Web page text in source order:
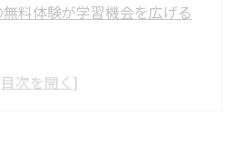
料体験が学習機会を広げる